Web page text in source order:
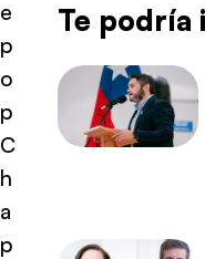
e
p
o
p
C
h
a
p
Te podría